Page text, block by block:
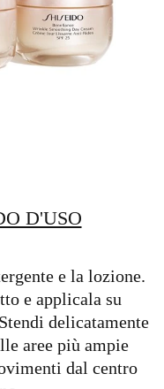
D'USO
e la lozione.
e applicala su
delicatamente
aree più ampie
dal centro